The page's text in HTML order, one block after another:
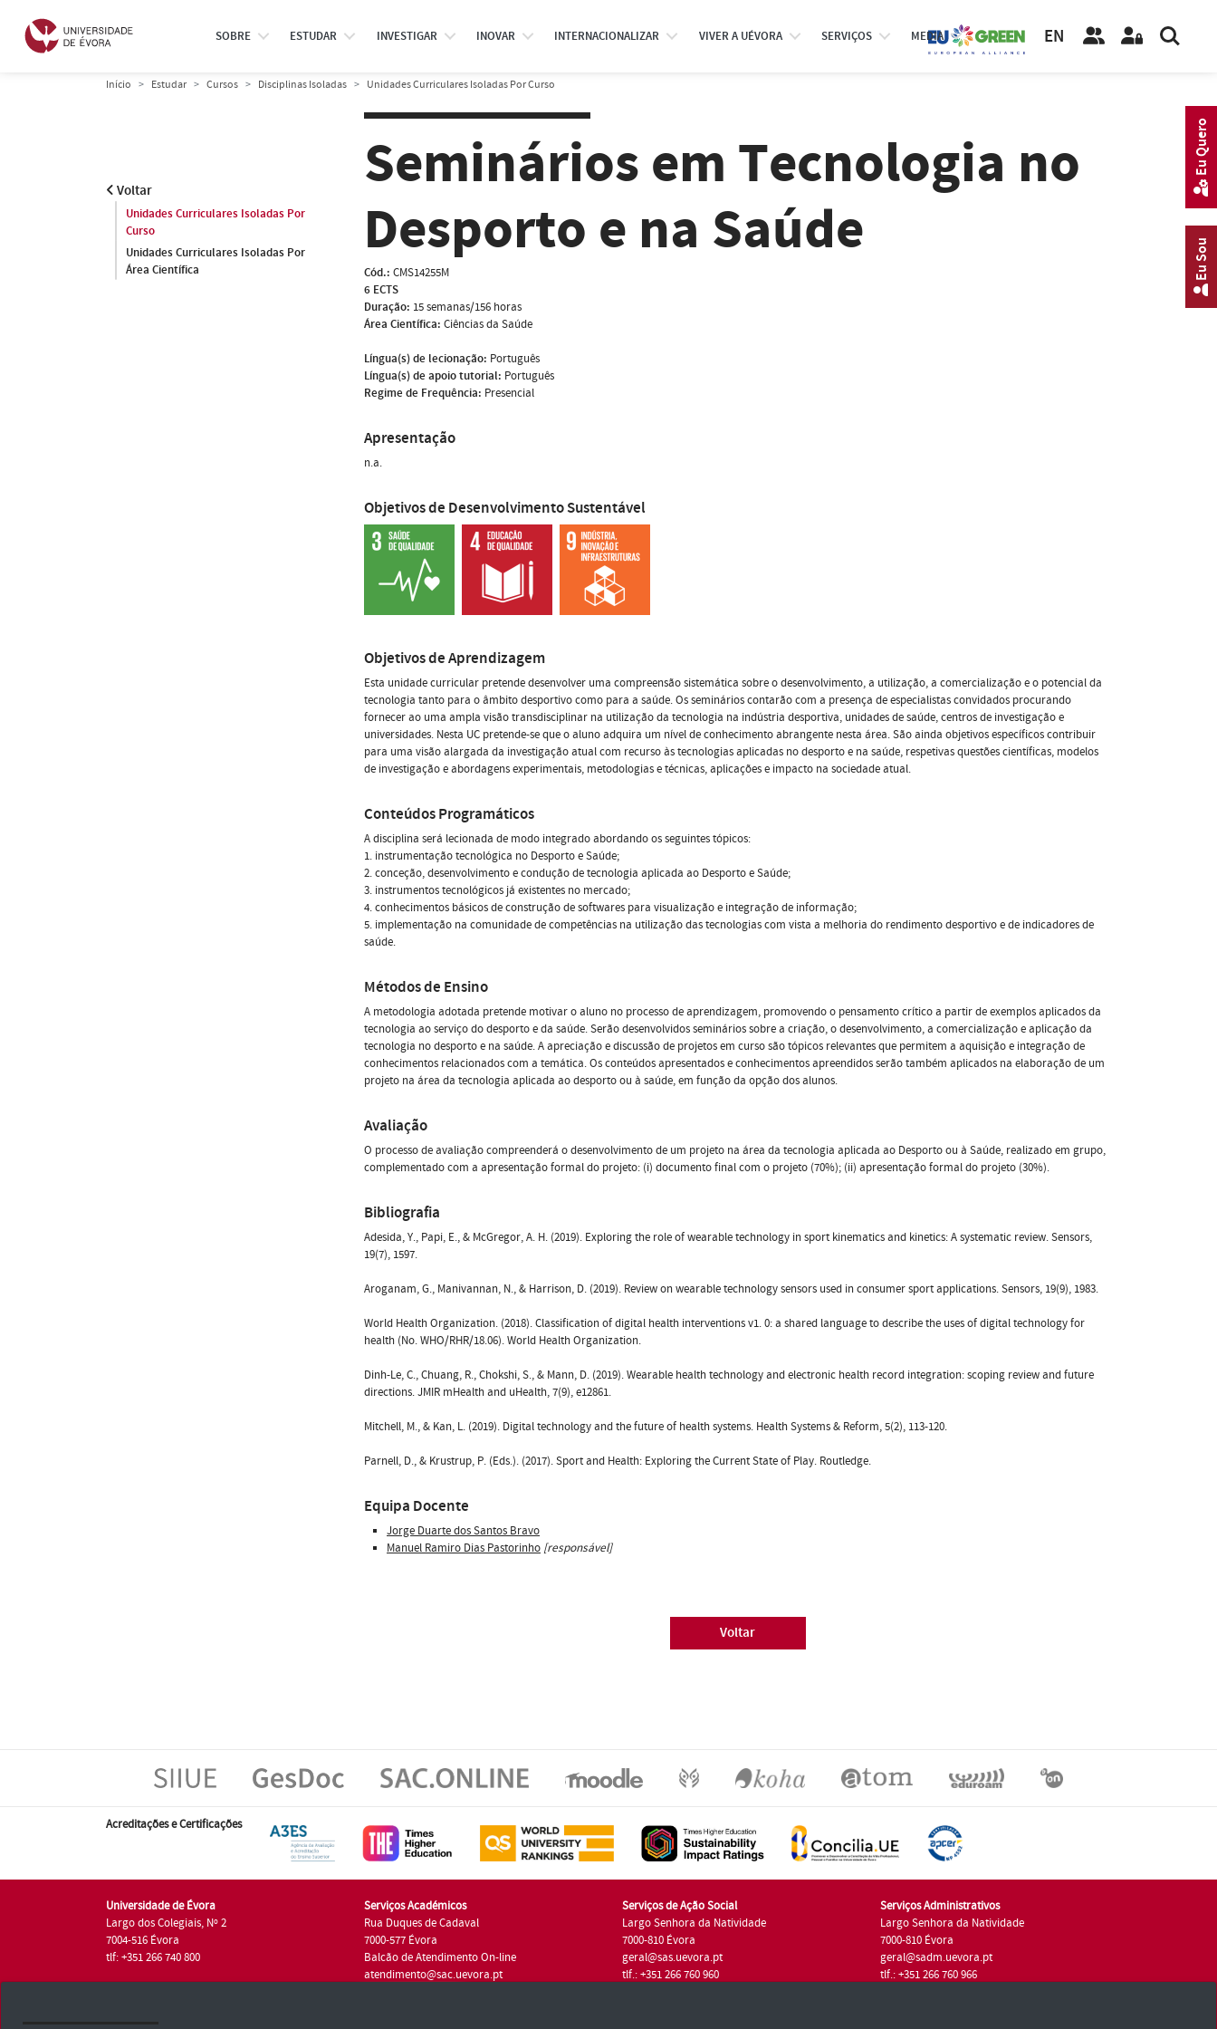
SOBRE ESTUDAR INVESTIGAR INOVAR INTERNACIONALIZAR VIVER A UÉVORA SERVIÇOS MEDIA EN
Início Estudar Cursos Disciplinas Isoladas Unidades Curriculares Isoladas Por Curso
Voltar
Unidades Curriculares Isoladas Por
Curso
Unidades Curriculares Isoladas Por
Área Científica
Seminários em Tecnologia no
Desporto e na Saúde
Cód.: CMS14255M
6 ECTS
Duração: 15 semanas/156 horas
Área Científica: Ciências da Saúde
Língua(s) de lecionação: Português
Língua(s) de apoio tutorial: Português
Regime de Frequência: Presencial
Apresentação
n.a.
Objetivos de Desenvolvimento Sustentável
Objetivos de Aprendizagem
Esta unidade curricular pretende desenvolver uma compreensão sistemática sobre o desenvolvimento, a utilização, a comercialização e o potencial da
tecnologia tanto para o âmbito desportivo como para a saúde. Os seminários contarão com a presença de especialistas convidados procurando
fornecer ao uma ampla visão transdisciplinar na utilização da tecnologia na indústria desportiva, unidades de saúde, centros de investigação e
universidades. Nesta UC pretende-se que o aluno adquira um nível de conhecimento abrangente nesta área. São ainda objetivos específicos contribuir
para uma visão alargada da investigação atual com recurso às tecnologias aplicadas no desporto e na saúde, respetivas questões científicas, modelos
de investigação e abordagens experimentais, metodologias e técnicas, aplicações e impacto na sociedade atual.
Conteúdos Programáticos
A disciplina será lecionada de modo integrado abordando os seguintes tópicos:
1. instrumentação tecnológica no Desporto e Saúde;
2. conceção, desenvolvimento e condução de tecnologia aplicada ao Desporto e Saúde;
3. instrumentos tecnológicos já existentes no mercado;
4. conhecimentos básicos de construção de softwares para visualização e integração de informação;
5. implementação na comunidade de competências na utilização das tecnologias com vista a melhoria do rendimento desportivo e de indicadores de
saúde.
Métodos de Ensino
A metodologia adotada pretende motivar o aluno no processo de aprendizagem, promovendo o pensamento crítico a partir de exemplos aplicados da
tecnologia ao serviço do desporto e da saúde. Serão desenvolvidos seminários sobre a criação, o desenvolvimento, a comercialização e aplicação da
tecnologia no desporto e na saúde. A apreciação e discussão de projetos em curso são tópicos relevantes que permitem a aquisição e integração de
conhecimentos relacionados com a temática. Os conteúdos apresentados e conhecimentos apreendidos serão também aplicados na elaboração de um
projeto na área da tecnologia aplicada ao desporto ou à saúde, em função da opção dos alunos.
Avaliação
O processo de avaliação compreenderá o desenvolvimento de um projeto na área da tecnologia aplicada ao Desporto ou à Saúde, realizado em grupo,
complementado com a apresentação formal do projeto: (i) documento final com o projeto (70%); (ii) apresentação formal do projeto (30%).
Bibliografia
Adesida, Y., Papi, E., & McGregor, A. H. (2019). Exploring the role of wearable technology in sport kinematics and kinetics: A systematic review. Sensors,
19(7), 1597.
Aroganam, G., Manivannan, N., & Harrison, D. (2019). Review on wearable technology sensors used in consumer sport applications. Sensors, 19(9), 1983.
World Health Organization. (2018). Classification of digital health interventions v1. 0: a shared language to describe the uses of digital technology for
health (No. WHO/RHR/18.06). World Health Organization.
Dinh-Le, C., Chuang, R., Chokshi, S., & Mann, D. (2019). Wearable health technology and electronic health record integration: scoping review and future
directions. JMIR mHealth and uHealth, 7(9), e12861.
Mitchell, M., & Kan, L. (2019). Digital technology and the future of health systems. Health Systems & Reform, 5(2), 113-120.
Parnell, D., & Krustrup, P. (Eds.). (2017). Sport and Health: Exploring the Current State of Play. Routledge.
Equipa Docente
Jorge Duarte dos Santos Bravo
Manuel Ramiro Dias Pastorinho [responsável]
Voltar
Acreditações e Certificações
Universidade de Évora
Largo dos Colegiais, Nº 2
7004-516 Évora
tlf: +351 266 740 800
Serviços Académicos
Rua Duques de Cadaval
7000-577 Évora
Balcão de Atendimento On-line
atendimento@sac.uevora.pt
Serviços de Ação Social
Largo Senhora da Natividade
7000-810 Évora
geral@sas.uevora.pt
tlf.: +351 266 760 960
Serviços Administrativos
Largo Senhora da Natividade
7000-810 Évora
geral@sadm.uevora.pt
tlf.: +351 266 760 966
Eu Sou
Eu Quero